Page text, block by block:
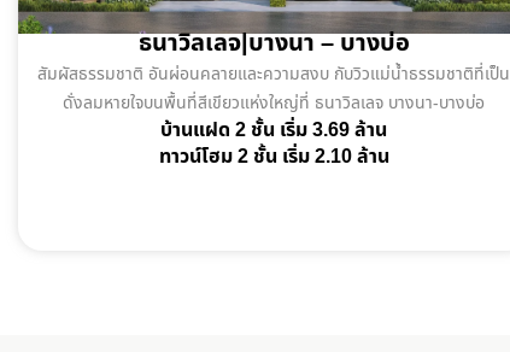
ธนาวิลเลจ|บางนา – บางบ่อ
สัมผัสธรรมชาติ อันผ่อนคลายและความสงบ กับวิวแม่น้ำธรรมชาติที่เป็น
ดั่งลมหายใจบนพื้นที่สีเขียวแห่งใหญ่ที่ ธนาวิลเลจ บางนา-บางบ่อ
บ้านแฝด 2 ชั้น เริ่ม 3.69 ล้าน
ทาวน์โฮม 2 ชั้น เริ่ม 2.10 ล้าน